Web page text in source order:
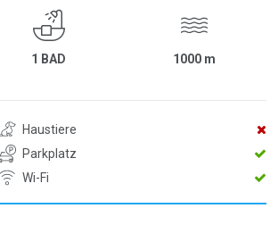
1 BAD 1000 m
Haustiere
Parkplatz
Wi-Fi